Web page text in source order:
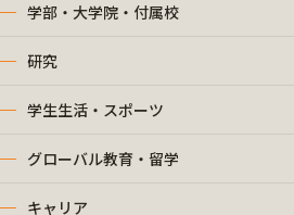
学部・大学院・付属校
研究
学生生活・スポーツ
グローバル教育・留学
キャリア